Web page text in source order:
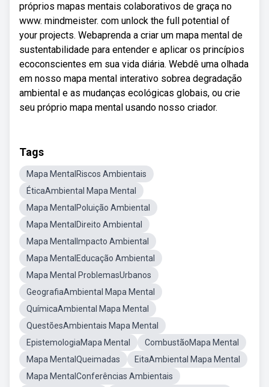
próprios mapas mentais colaborativos de graça no
www. mindmeister. com unlock the full potential of
your projects. Webaprenda a criar um mapa mental de
sustentabilidade para entender e aplicar os princípios
ecoconscientes em sua vida diária. Webdê uma olhada
em nosso mapa mental interativo sobrea degradação
ambiental e as mudanças ecológicas globais, ou crie
seu próprio mapa mental usando nosso criador.
Tags
Mapa MentalRiscos Ambientais
ÉticaAmbiental Mapa Mental
Mapa MentalPoluição Ambiental
Mapa MentalDireito Ambiental
Mapa MentalImpacto Ambiental
Mapa MentalEducação Ambiental
Mapa Mental ProblemasUrbanos
GeografiaAmbiental Mapa Mental
QuímicaAmbiental Mapa Mental
QuestõesAmbientais Mapa Mental
EpistemologiaMapa Mental
CombustãoMapa Mental
Mapa MentalQueimadas
EitaAmbiental Mapa Mental
Mapa MentalConferências Ambientais